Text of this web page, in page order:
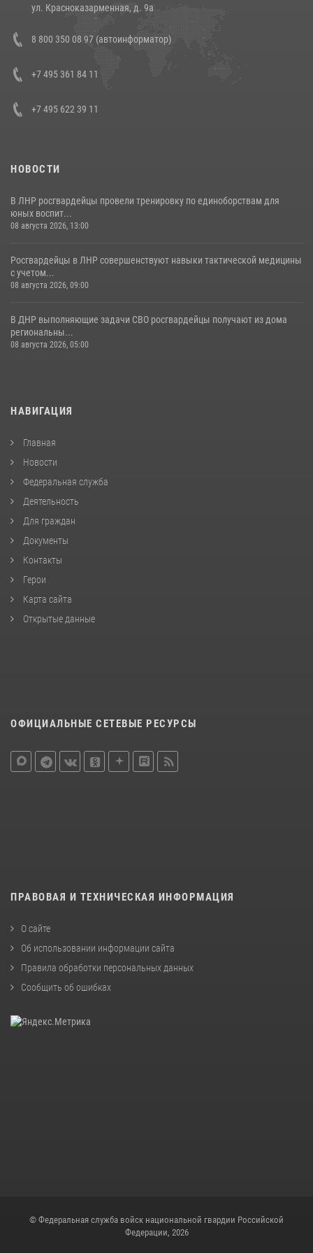
Состоялась рабочая встреча директора Росгвардии Героя России
генерала армии Виктора Золотова с заместителем полномочного
представителя Президента Российской Федерации в Северо-
Кавказском федеральном округе Виталием Кузнецовым
ул. Красноказарменная, д. 9а
8 800 350 08 97 (автоинформатор)
+7 495 361 84 11
+7 495 622 39 11
НОВОСТИ
В ЛНР росгвардейцы провели тренировку по единоборствам для
юных воспит...
08 августа 2026, 13:00
Росгвардейцы в ЛНР совершенствуют навыки тактической медицины
с учетом...
08 августа 2026, 09:00
В ДНР выполняющие задачи СВО росгвардейцы получают из дома
региональны...
08 августа 2026, 05:00
НАВИГАЦИЯ
Главная
Новости
Федеральная служба
Деятельность
Для граждан
Документы
Контакты
Герои
Карта сайта
Открытые данные
ОФИЦИАЛЬНЫЕ СЕТЕВЫЕ РЕСУРСЫ
ПРАВОВАЯ И ТЕХНИЧЕСКАЯ ИНФОРМАЦИЯ
О сайте
Об использовании информации сайта
Правила обработки персональных данных
Сообщить об ошибках
© Федеральная служба войск национальной гвардии Российской
Федерации, 2026